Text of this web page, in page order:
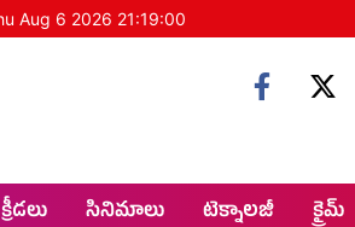
Aug 6 2026 21:19:01
క్రీడలు సినిమాలు టెక్నాలజీ క్రైమ్